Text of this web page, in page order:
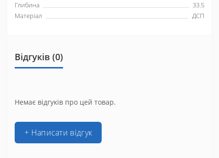
Глибина
33.5
Матеріал
ДСП
Відгуків (0)
Немає відгуків про цей товар.
+ Написати відгук